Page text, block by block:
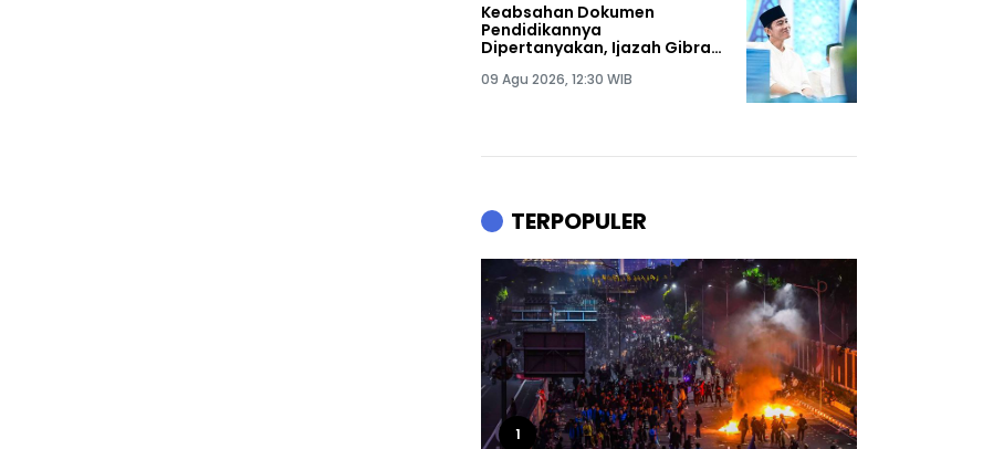
Keabsahan Dokumen
Pendidikannya
Dipertanyakan, Ijazah Gibran
Tak Akan Pernah Tenang
09 Agu 2026, 12:30 WIB
TERPOPULER
1